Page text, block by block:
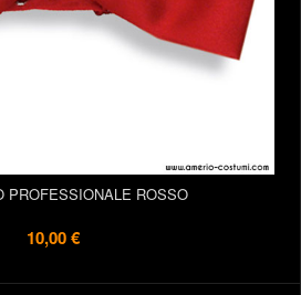
PROFESSIONALE ROSSO
10,00 €